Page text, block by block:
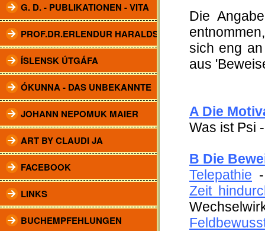
G. D. - PUBLIKATIONEN - VITA
PROF.DR.ERLENDUR HARALDSSON
ÍSLENSK ÚTGÁFA
ÓKUNNA - DAS UNBEKANNTE
JOHANN NEPOMUK MAIER
ART BY CLAUDI JA
FACEBOOK
LINKS
BUCHEMPFEHLUNGEN
Die
sich eng
aus
A Die
Was ist Psi
B Die
Telepathie
Zeit